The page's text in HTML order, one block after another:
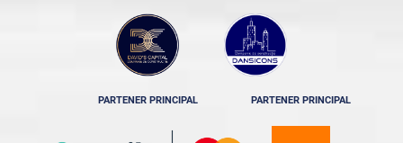
PARTENER PRINCIPAL PARTENER PRINCIPAL